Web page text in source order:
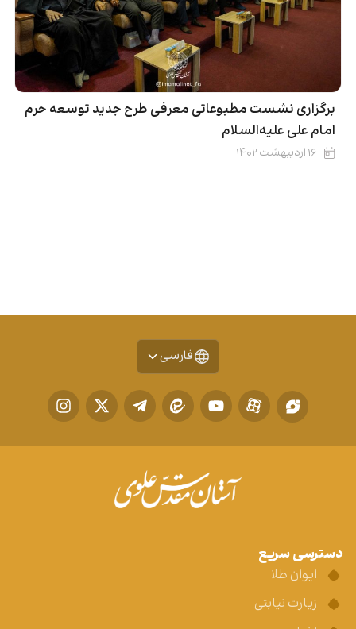
برگزاری نشست مطبوعاتی معرفی طرح جدید توسعه حرم
امام علی علیه‌السلام
۱۶ اردیبهشت ۱۴۰۲
فارسی
دسترسی سریع
ایوان طلا
زیارت نیابتی